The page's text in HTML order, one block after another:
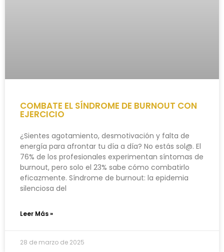
COMBATE EL SÍNDROME DE BURNOUT CON
EJERCICIO
¿Sientes agotamiento, desmotivación y falta de
energía para afrontar tu día a día? No estás sol@. El
76% de los profesionales experimentan síntomas de
burnout, pero solo el 23% sabe cómo combatirlo
eficazmente. Síndrome de burnout: la epidemia
silenciosa del
Leer Más »
28 de marzo de 2025